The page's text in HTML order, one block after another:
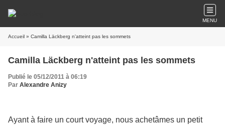
MENU
Accueil » Camilla Läckberg n'atteint pas les sommets
Camilla Läckberg n'atteint pas les sommets
Publié le 05/12/2011 à 06:19
Par Alexandre Anizy
Ayant à faire un court voyage, nous achetâmes un petit